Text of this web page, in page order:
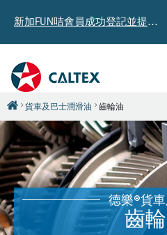
新加FUN咭會員成功登記並提供郵寄地址，即享獨家迎新汽油優惠券禮總值HK$4,640!
貨車及巴士潤滑油 齒輪油
德樂®貨
齒